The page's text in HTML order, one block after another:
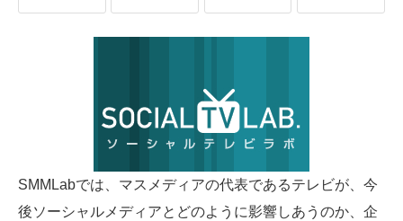
SMMLabについて
SMMLabでは、マスメディアの代表であるテレビが、今
後ソーシャルメディアとどのように影響しあうのか、企